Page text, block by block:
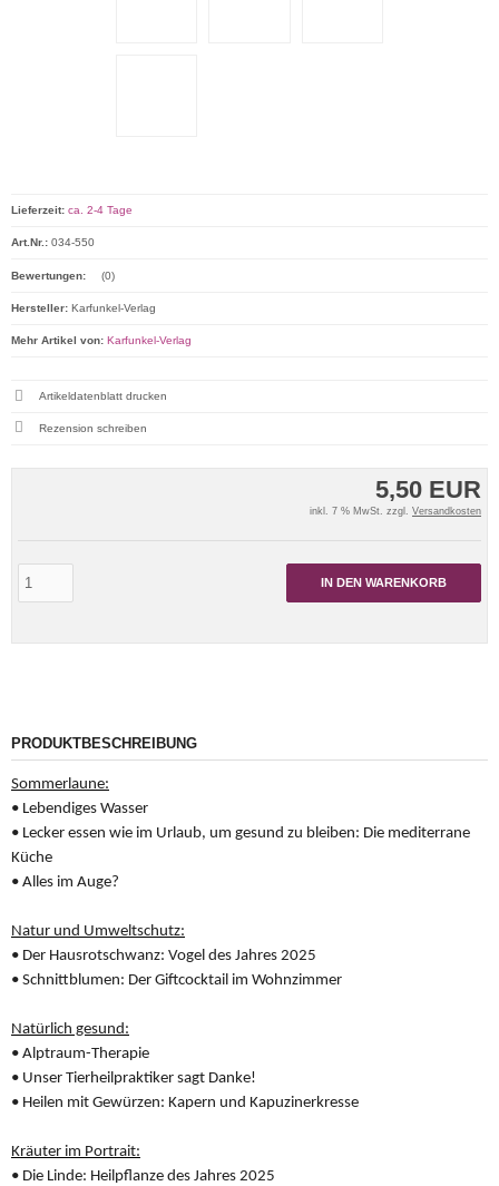
5,50 EUR
inkl. 7 % MwSt. zzgl. Versandkosten
IN DEN WARENKORB
Lieferzeit: ca. 2-4 Tage
Art.Nr.: 034-550
Bewertungen: (0)
Hersteller: Karfunkel-Verlag
Mehr Artikel von: Karfunkel-Verlag
Artikeldatenblatt drucken
Rezension schreiben
PRODUKTBESCHREIBUNG
Sommerlaune:
• Lebendiges Wasser
• Lecker essen wie im Urlaub, um gesund zu bleiben: Die mediterrane
Küche
• Alles im Auge?
Natur und Umweltschutz:
• Der Hausrotschwanz: Vogel des Jahres 2025
• Schnittblumen: Der Giftcocktail im Wohnzimmer
Natürlich gesund:
• Alptraum-Therapie
• Unser Tierheilpraktiker sagt Danke!
• Heilen mit Gewürzen: Kapern und Kapuzinerkresse
Kräuter im Portrait:
• Die Linde: Heilpflanze des Jahres 2025